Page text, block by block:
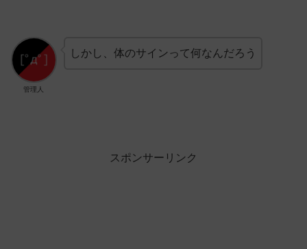
管理人
しかし、体のサインって何なんだろう
スポンサーリンク